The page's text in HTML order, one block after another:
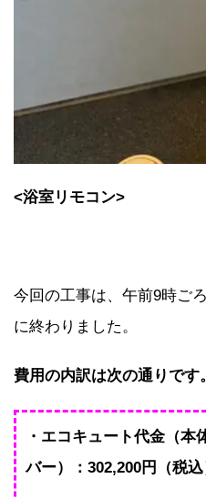
<浴室リモコン>
今回の工事は、午前9時ご
に終わりました。
費用の内訳は次の通りです。
・エコキュート代金（本
バー）：302,200円（税込